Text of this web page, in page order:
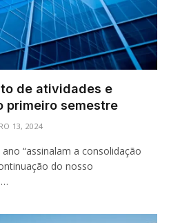
de atividades e
primeiro semestre
13, 2024
“assinalam a consolidação
do nosso